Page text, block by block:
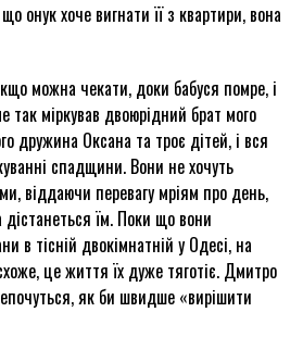
онук хоче вигнати її з квартири, вона
можна чекати, доки бабуся помре, і
так міркував двоюрідний брат мого
дружина Оксана та троє дітей, і вся
спадщини. Вони не хочуть
віддаючи перевагу мріям про день,
дістанеться їм. Поки що вони
в тісній двокімнатній у Одесі, на
це життя їх дуже тяготіє. Дмитро
як би швидше «вирішити